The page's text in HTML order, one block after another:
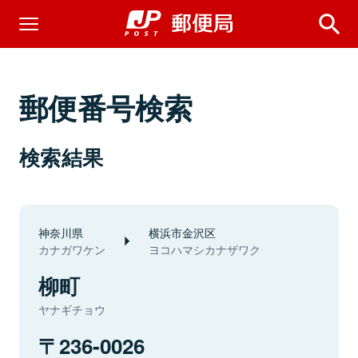
郵便番号検索
検索結果
神奈川県
カナガワケン
横浜市金沢区
ヨコハマシカナザワク
柳町
ヤナギチョウ
236-0026